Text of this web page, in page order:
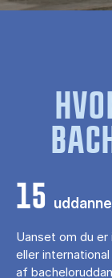
15
Uanset om du
eller
af